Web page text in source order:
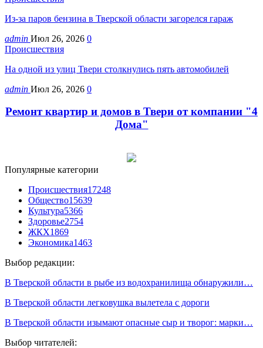
Из-за паров бензина в Тверской области загорелся гараж
admin Июл 26, 2026 0
Происшествия
На одной из улиц Твери столкнулись пять автомобилей
admin Июл 26, 2026 0
Ремонт квартир и домов в Твери от компании "4
Дома"
Популярные категории
Происшествия17248
Общество15639
Культура5366
Здоровье2754
ЖКХ1869
Экономика1463
Выбор редакции:
В Тверской области в рыбе из водохранилища обнаружили…
В Тверской области легковушка вылетела с дороги
В Тверской области изымают опасные сыр и творог: марки…
Выбор читателей: